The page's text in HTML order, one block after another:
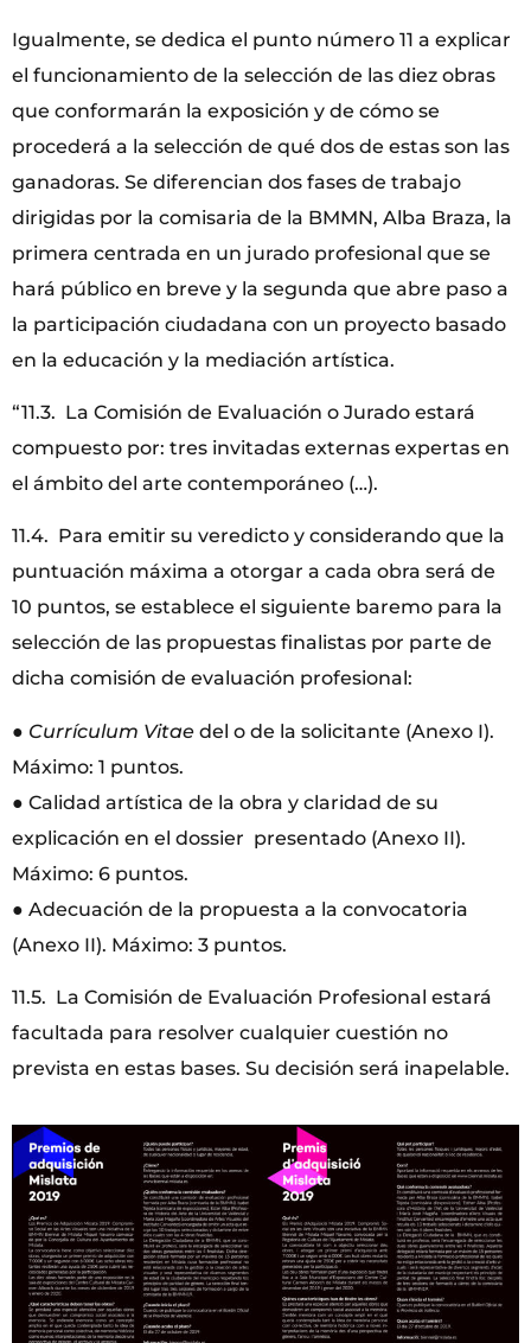
Igualmente, se dedica el punto número 11 a explicar
el funcionamiento de la selección de las diez obras
que conformarán la exposición y de cómo se
procederá a la selección de qué dos de estas son las
ganadoras. Se diferencian dos fases de trabajo
dirigidas por la comisaria de la BMMN, Alba Braza, la
primera centrada en un jurado profesional que se
hará público en breve y la segunda que abre paso a
la participación ciudadana con un proyecto basado
en la educación y la mediación artística.
“11.3. La Comisión de Evaluación o Jurado estará
compuesto por: tres invitadas externas expertas en
el ámbito del arte contemporáneo (…).
11.4. Para emitir su veredicto y considerando que la
puntuación máxima a otorgar a cada obra será de
10 puntos, se establece el siguiente baremo para la
selección de las propuestas finalistas por parte de
dicha comisión de evaluación profesional:
● Currículum Vitae del o de la solicitante (Anexo I).
Máximo: 1 puntos.
● Calidad artística de la obra y claridad de su
explicación en el dossier presentado (Anexo II).
Máximo: 6 puntos.
● Adecuación de la propuesta a la convocatoria
(Anexo II). Máximo: 3 puntos.
11.5. La Comisión de Evaluación Profesional estará
facultada para resolver cualquier cuestión no
prevista en estas bases. Su decisión será inapelable.